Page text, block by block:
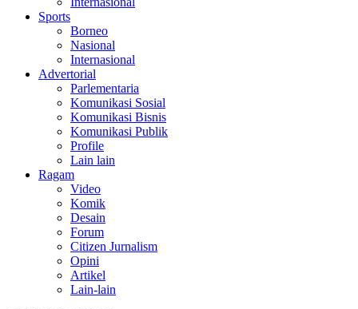
Sports
Borneo
Nasional
Internasional
Advertorial
Parlementaria
Komunikasi Sosial
Komunikasi Bisnis
Komunikasi Publik
Profile
Lain lain
Ragam
Video
Komik
Desain
Forum
Citizen Jurnalism
Opini
Artikel
Lain-lain